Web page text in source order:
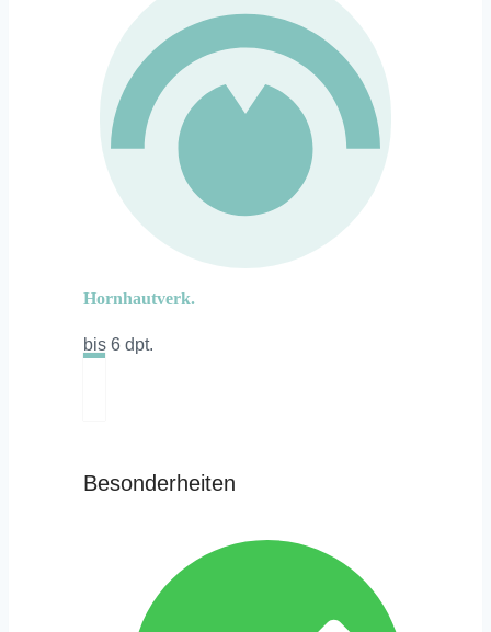
Hornhautverk.
bis 6 dpt.
Besonderheiten